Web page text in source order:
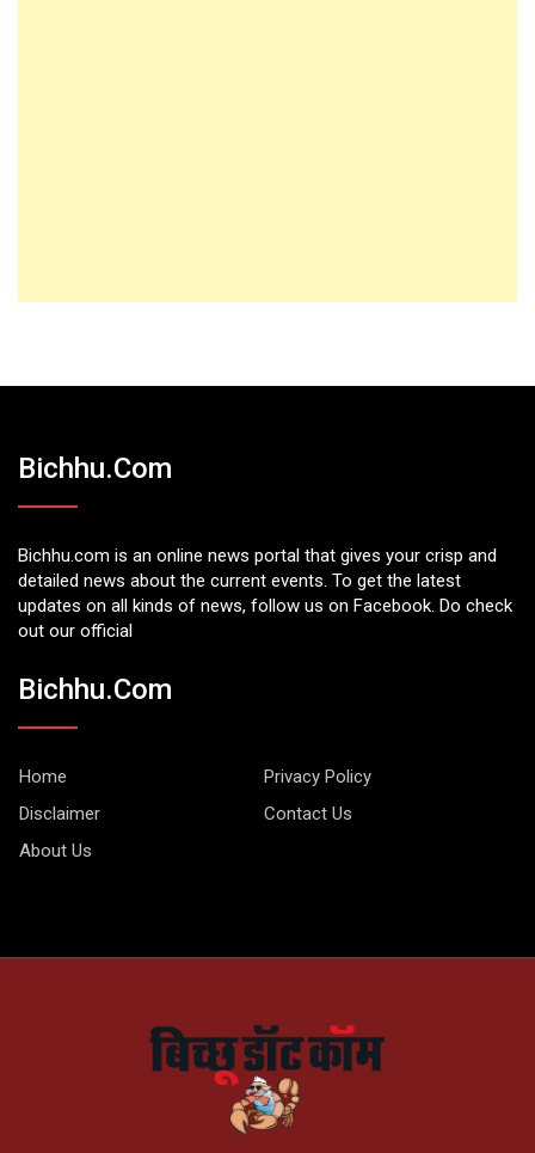
Bichhu.com
Bichhu.com is an online news portal that gives your crisp and
detailed news about the current events. To get the latest
updates on all kinds of news, follow us on Facebook. Do check
out our official
Bichhu.com
Home
Privacy Policy
Disclaimer
Contact Us
About Us